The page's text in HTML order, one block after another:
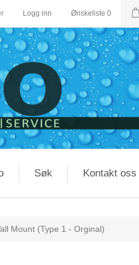
Logg inn Ønskeliste 0
Søk Kontakt oss
Mount (Type 1 - Orginal)